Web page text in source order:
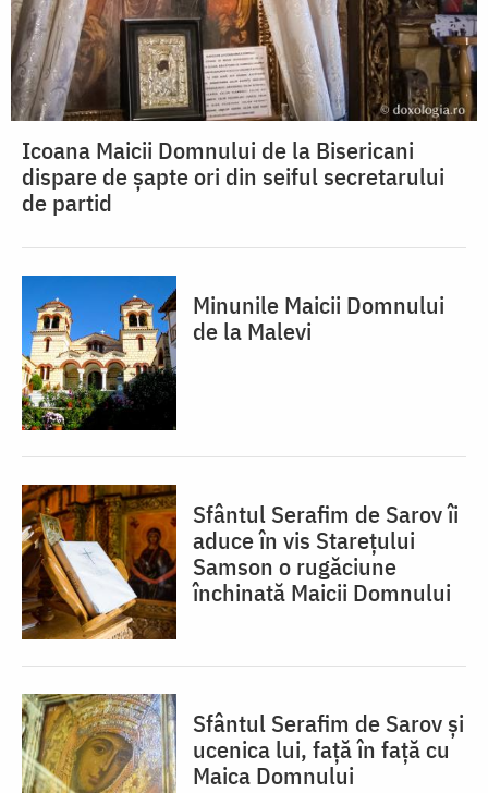
Icoana Maicii Domnului de la Bisericani
dispare de șapte ori din seiful secretarului
de partid
Minunile Maicii Domnului
de la Malevi
Sfântul Serafim de Sarov îi
aduce în vis Starețului
Samson o rugăciune
închinată Maicii Domnului
Sfântul Serafim de Sarov și
ucenica lui, față în față cu
Maica Domnului